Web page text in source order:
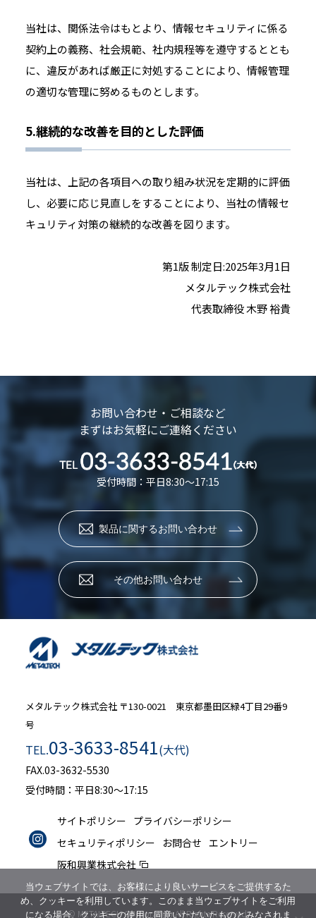
当社は、関係法令はもとより、情報セキュリティに係る
契約上の義務、社会規範、社内規程等を遵守するととも
に、違反があれば厳正に対処することにより、情報管理
の適切な管理に努めるものとします。
5.継続的な改善を目的とした評価
当社は、上記の各項目への取り組み状況を定期的に評価
し、必要に応じ見直しをすることにより、当社の情報セ
キュリティ対策の継続的な改善を図ります。
第1版 制定日:2025年3月1日
メタルテック株式会社
代表取締役 木野 裕貴
お問い合わせ・ご相談など
まずはお気軽にご連絡ください
受付時間：平日8:30～17:15
製品に関するお問い合わせ
その他お問い合わせ
メタルテック株式会社〒130-0021 東京都墨田区緑4丁目29番9
号
TEL.03-3633-8541(大代)
FAX.03-3632-5530
受付時間：平日8:30～17:15
サイトポリシー プライバシーポリシー
セキュリティポリシー
お問合せ エントリー
阪和興業株式会社
© METALTECH Corporation All Rights Reserved.
当ウェブサイトでは、お客様により良いサービスをご提供するた
め、クッキーを利用しています。このまま当ウェブサイトをご利用
になる場合、クッキーの使用に同意いただいたものとみなされま